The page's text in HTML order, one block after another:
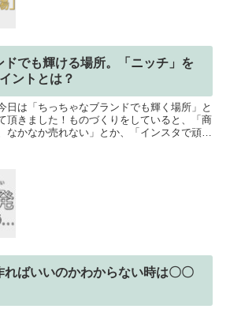
ドでも輝ける場所。「ニッチ」を
ントとは？
日は「ちっちゃなブランドでも輝く場所」と
頂きました！ものづくりをしていると、「商
なかなか売れない」とか、「インスタで頑張
ればいいのかわからない時は〇〇